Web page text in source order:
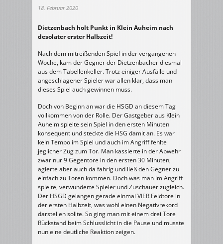
18. Februar 2020
Dietzenbach holt Punkt in Klein Auheim nach
desolater erster Halbzeit!
Nach dem mitreißenden Spiel in der vergangenen
Woche, kam der Gegner der Dietzenbacher diesmal
aus dem Tabellenkeller. Trotz einiger Ausfälle und
angeschlagener Spieler war allen klar, dass man
dieses Spiel auch gewinnen muss.
Doch von Beginn an war die HSGD an diesem Tag
vollkommen von der Rolle. Der Gastgeber aus Klein
Auheim spielte sein Spiel in den ersten Minuten
konsequent und steckte die HSG damit an. Es war
kein Tempo im Spiel und auch im Angriff fehlte
jeglicher Zug zum Tor. Man kassierte in der Abwehr
zwar nur 9 Gegentore in den ersten 30 Minuten,
agierte aber auch da fahrig und ließ den Gegner zu
einfach zu Toren kommen. Doch was man im Angriff
spielte, verwunderte Spieler und Zuschauer zugleich.
Der HSGD gelangen gerade einmal VIER Feldtore in
der ersten Halbzeit, was wohl einen Negativrekord
darstellen sollte. So ging man mit einem drei Tore
Rückstand beim Schlusslicht in die Pause und musste
nun eine deutliche Reaktion zeigen.